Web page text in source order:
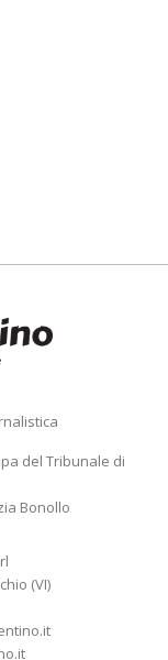
del Tribunale di
Bonollo
(VI)